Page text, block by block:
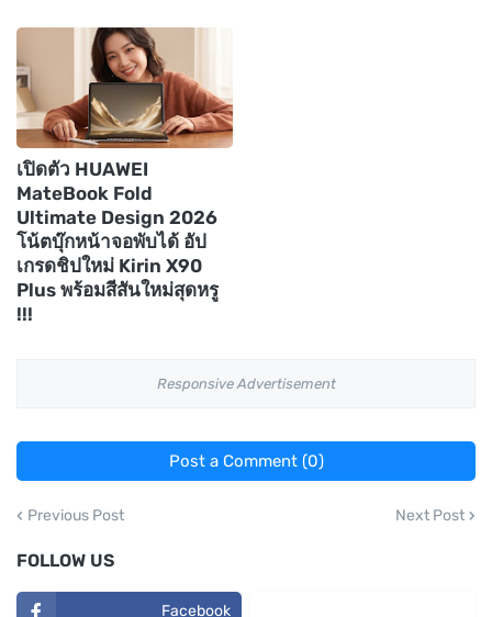
เปิดตัว HUAWEI
MateBook Fold
Ultimate Design 2026
โน้ตบุ๊กหน้าจอพับได้ อัป
เกรดชิปใหม่ Kirin X90
Plus พร้อมสีสันใหม่สุดหรู
!!!
Responsive Advertisement
Post a Comment (0)
Previous Post Next Post
FOLLOW US
Facebook